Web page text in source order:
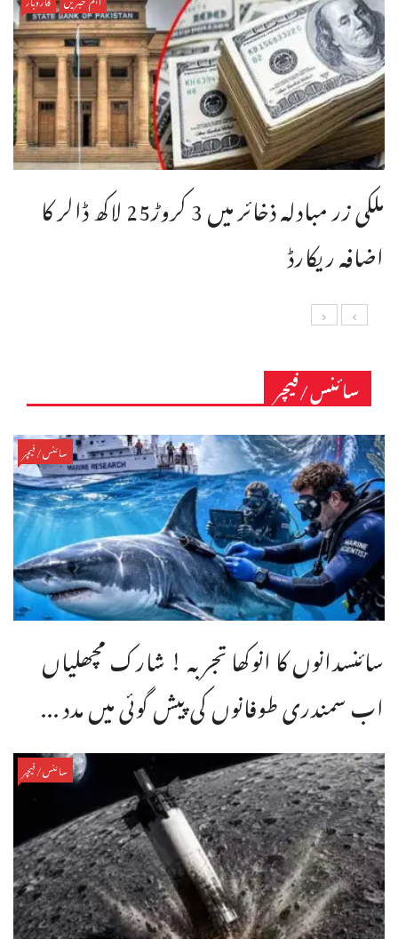
ملکی زر مبادلہ ذخائر میں 3 کروڑ25 لاکھ ڈالر کا
اضافہ ریکارڈ
سائنس/فیچر
سائنس/فیچر
سائنسدانوں کا انوکھا تجربہ ! شارک مچھلیاں
اب سمندری طوفانوں کی پیش گوئی میں مدد ...
سائنس/فیچر